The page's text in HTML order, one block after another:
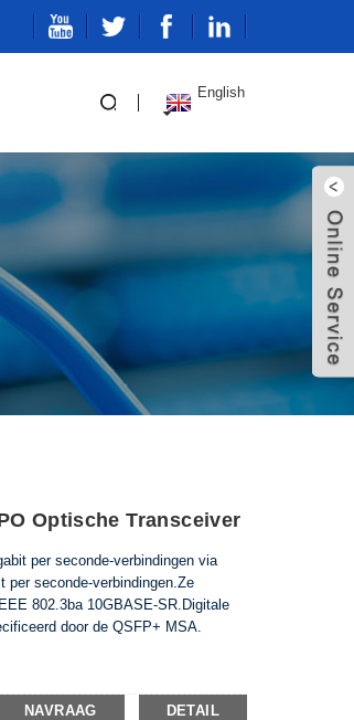
English
Optische Transceiver
per seconde-verbindingen via
per seconde-verbindingen.Ze
802.3ba 10GBASE-SR.Digitale
door de QSFP+ MSA.
NAVRAAG DETAIL